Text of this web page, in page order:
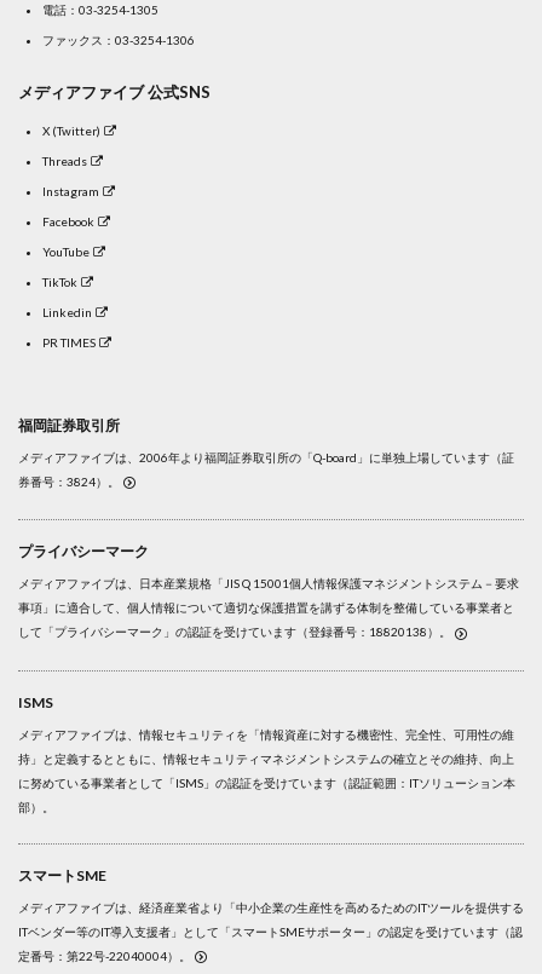
電話： 03-3254-1305
ファックス：03-3254-1306
メディアファイブ 公式SNS
X (Twitter)
Threads
Instagram
Facebook
YouTube
TikTok
Linkedin
PR TIMES
福岡証券取引所
メディアファイブは、2006年より福岡証券取引所の「Q-board」に単独上場しています（証
券番号：3824）。
プライバシーマーク
メディアファイブは、日本産業規格「JIS Q 15001個人情報保護マネジメントシステム－要求
事項」に適合して、個人情報について適切な保護措置を講ずる体制を整備している事業者と
して「プライバシーマーク」の認証を受けています（登録番号：18820138）。
ISMS
メディアファイブは、情報セキュリティを「情報資産に対する機密性、完全性、可用性の維
持」と定義するとともに、情報セキュリティマネジメントシステムの確立とその維持、向上
に努めている事業者として「ISMS」の認証を受けています（認証範囲：ITソリューション本
部）。
スマートSME
メディアファイブは、経済産業省より「中小企業の生産性を高めるためのITツールを提供する
ITベンダー等のIT導入支援者」として「スマートSMEサポーター」の認定を受けています（認
定番号：第22号-22040004）。